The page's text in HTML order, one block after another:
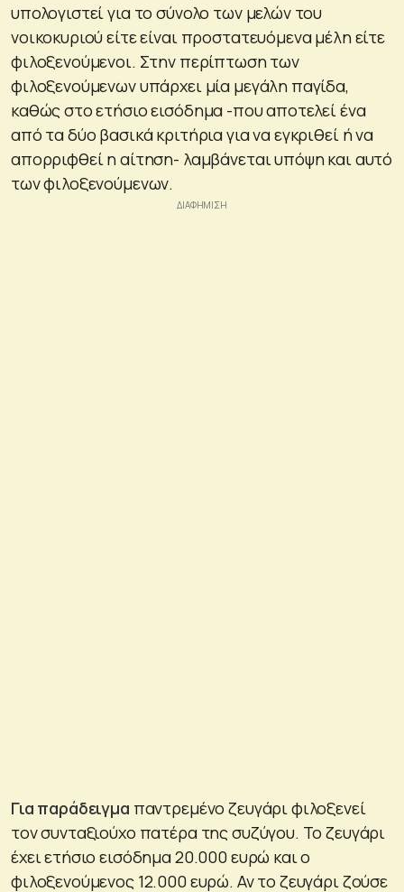
υπολογιστεί για το σύνολο των μελών του
νοικοκυριού είτε είναι προστατευόμενα μέλη είτε
φιλοξενούμενοι. Στην περίπτωση των
φιλοξενούμενων υπάρχει μία μεγάλη παγίδα,
καθώς στο ετήσιο εισόδημα -που αποτελεί ένα
από τα δύο βασικά κριτήρια για να εγκριθεί ή να
απορριφθεί η αίτηση- λαμβάνεται υπόψη και αυτό
των φιλοξενούμενων.
Για παράδειγμα παντρεμένο ζευγάρι φιλοξενεί
τον συνταξιούχο πατέρα της συζύγου. Το ζευγάρι
έχει ετήσιο εισόδημα 20.000 ευρώ και ο
φιλοξενούμενος 12.000 ευρώ. Αν το ζευγάρι ζούσε